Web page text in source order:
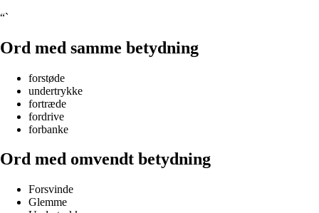
“`
Ord med samme betydning
forstøde
undertrykke
fortræde
fordrive
forbanke
Ord med omvendt betydning
Forsvinde
Glemme